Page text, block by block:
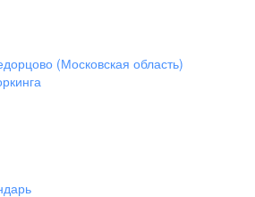
(Московская область)